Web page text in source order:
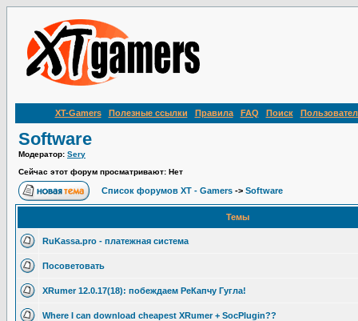
XT-Gamers Полезные ссылки Правила FAQ Поиск
Software
Модератор: Sery
Сейчас этот форум просматривают: Нет
Список форумов XT - Gamers -> Software
Темы
RuKassa.pro - платежная система
Посоветовать
XRumer 12.0.17(18): побеждаем РеКапчу Гугла!
Where I can download cheapest XRumer + SocPlugin??